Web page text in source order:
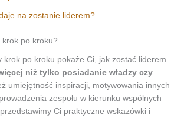
na zostanie liderem?
po kroku?
po kroku pokaże Ci, jak zostać liderem.
niż tylko posiadanie władzy czy
umiejętność inspiracji, motywowania innych
zespołu w kierunku wspólnych
Ci praktyczne wskazówki i